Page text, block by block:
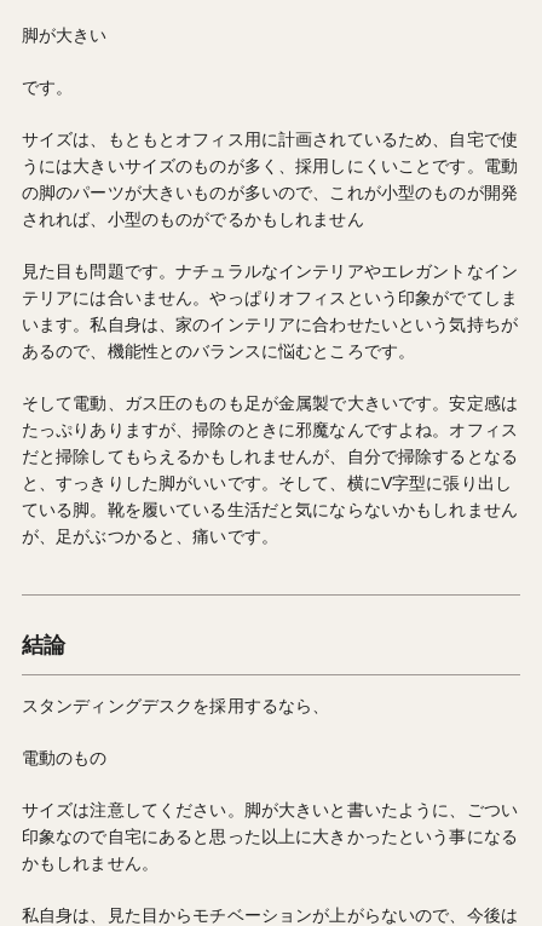
脚が大きい
です。
サイズは、もともとオフィス用に計画されているため、自宅で使
うには大きいサイズのものが多く、採用しにくいことです。電動
の脚のパーツが大きいものが多いので、これが小型のものが開発
されれば、小型のものがでるかもしれません
見た目も問題です。ナチュラルなインテリアやエレガントなイン
テリアには合いません。やっぱりオフィスという印象がでてしま
います。私自身は、家のインテリアに合わせたいという気持ちが
あるので、機能性とのバランスに悩むところです。
そして電動、ガス圧のものも足が金属製で大きいです。安定感は
たっぷりありますが、掃除のときに邪魔なんですよね。オフィス
だと掃除してもらえるかもしれませんが、自分で掃除するとなる
と、すっきりした脚がいいです。そして、横にV字型に張り出し
ている脚。靴を履いている生活だと気にならないかもしれません
が、足がぶつかると、痛いです。
結論
スタンディングデスクを採用するなら、
電動のもの
サイズは注意してください。脚が大きいと書いたように、ごつい
印象なので自宅にあると思った以上に大きかったという事になる
かもしれません。
私自身は、見た目からモチベーションが上がらないので、今後は